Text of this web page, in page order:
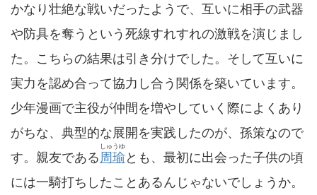
かなり壮絶な戦いだったようで、互いに相手の武器
や防具を奪うという死線すれすれの激戦を演じまし
た。こちらの結果は引き分けでした。そして互いに
実力を認め合って協力し合う関係を築いています。
少年漫画で主役が仲間を増やしていく際によくあり
がちな、典型的な展開を実践したのが、孫策なので
す。親友である周瑜
しゅうゆ
とも、最初に出会った子供の頃
には一騎打ちしたことあるんじゃないでしょうか。